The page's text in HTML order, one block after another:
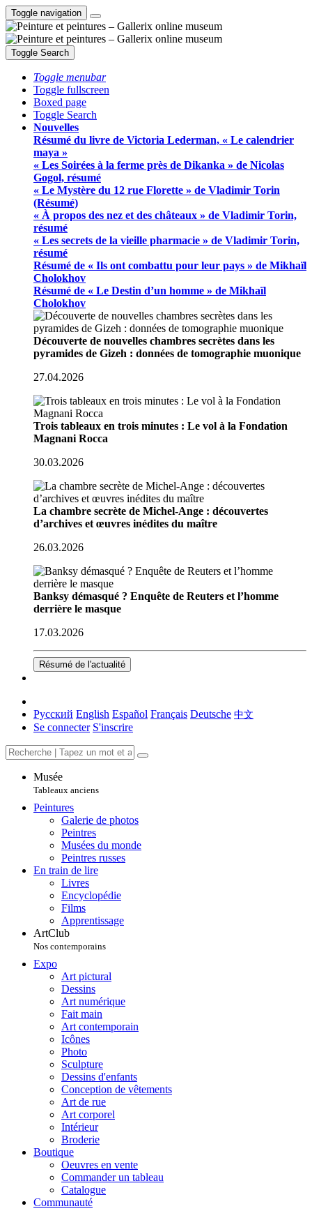
Toggle navigation
Toggle Search
Toggle menubar
Toggle fullscreen
Boxed page
Toggle Search
Nouvelles
Résumé du livre de Victoria Lederman, « Le calendrier
maya »
« Les Soirées à la ferme près de Dikanka » de Nicolas
Gogol, résumé
« Le Mystère du 12 rue Florette » de Vladimir Torin
(Résumé)
« À propos des nez et des châteaux » de Vladimir Torin,
résumé
« Les secrets de la vieille pharmacie » de Vladimir Torin,
résumé
Résumé de « Ils ont combattu pour leur pays » de Mikhaïl
Cholokhov
Résumé de « Le Destin d’un homme » de Mikhaïl
Cholokhov
Découverte de nouvelles chambres secrètes dans les
pyramides de Gizeh : données de tomographie muonique
27.04.2026
Trois tableaux en trois minutes : Le vol à la Fondation
Magnani Rocca
30.03.2026
La chambre secrète de Michel-Ange : découvertes
d’archives et œuvres inédites du maître
26.03.2026
Banksy démasqué ? Enquête de Reuters et l’homme
derrière le masque
17.03.2026
Résumé de l'actualité
Русский English Español Français Deutsche 中文
Se connecter S'inscrire
Musée
Tableaux anciens
Peintures
Galerie de photos
Peintres
Musées du monde
Peintres russes
En train de lire
Livres
Encyclopédie
Films
Apprentissage
ArtClub
Nos contemporains
Expo
Art pictural
Dessins
Art numérique
Fait main
Art contemporain
Icônes
Photo
Sculpture
Dessins d'enfants
Conception de vêtements
Art de rue
Art corporel
Intérieur
Broderie
Boutique
Oeuvres en vente
Commander un tableau
Catalogue
Communauté